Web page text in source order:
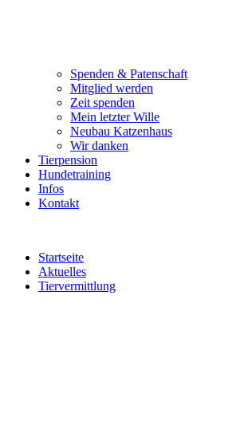
Spenden & Patenschaft
Mitglied werden
Zeit spenden
Mein letzter Wille
Neubau Katzenhaus
Wir danken
Tierpension
Hundetraining
Infos
Kontakt
Startseite
Aktuelles
Tiervermittlung